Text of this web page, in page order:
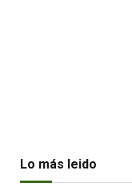
Lo más leido